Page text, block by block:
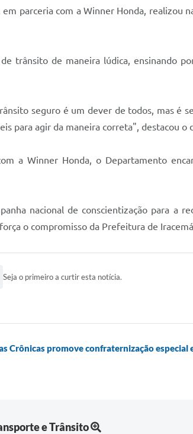
parceria com a Winner Honda, realizou
trânsito de maneira lúdica, ensinando
seguro é um dever de todos, mas é
para agir da maneira correta", destacou
a Winner Honda, o Departamento
nacional de conscientização para a
o compromisso da Prefeitura de
Seja o primeiro a curtir esta notícia.
Crônicas promove confraternização especial
e Trânsito